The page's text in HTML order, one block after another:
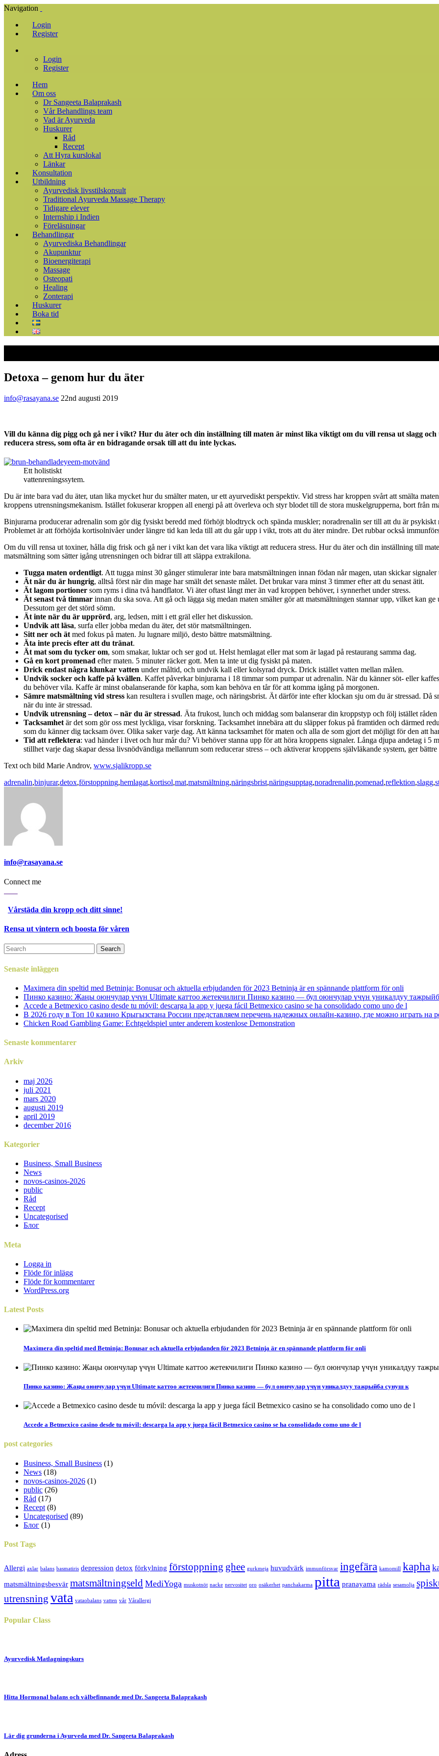
Navigation
Login
Register
Login
Register
Hem
Om oss
Dr Sangeeta Balaprakash
Vår Behandlings team
Vad är Ayurveda
Huskurer
Råd
Recept
Att Hyra kurslokal
Länkar
Konsultation
Utbildning
Ayurvedisk livsstilskonsult
Traditional Ayurveda Massage Therapy
Tidigare elever
Internship i Indien
Föreläsningar
Behandlingar
Ayurvediska Behandlingar
Akupunktur
Bioenergiterapi
Massage
Osteopati
Healing
Zonterapi
Huskurer
Boka tid
Detoxa – genom hur du äter
info@rasayana.se 22nd augusti 2019
Vill du känna dig pigg och gå ner i vikt? Hur du äter och din inställning till maten är minst lika viktigt om du vill rensa ut slagg
reducera stress, som ofta är en bidragande orsak till att du inte lyckas.
Ett holistiskt
vattenreningssytem.
Du är inte bara vad du äter, utan lika mycket hur du smälter maten, ur ett ayurvediskt perspektiv. Vid stress har kroppen svårt att smälta
kroppens utrensningsmekanism. Istället fokuserar kroppen all energi på att överleva och styr blodet till de stora muskelgrupperna, bort från
Binjurarna producerar adrenalin som gör dig fysiskt beredd med förhöjt blodtryck och spända muskler; noradrenalin ser till att du är
Problemet är att förhöjda kortisolnivåer under längre tid kan leda till att du går upp i vikt, trots att du äter mindre. Det rubbar också
Om du vill rensa ut toxiner, hålla dig frisk och gå ner i vikt kan det vara lika viktigt att reducera stress. Hur du äter och din inställning till
matsmältning som sätter igång utrensningen och bidrar till att släppa extrakilona.
Tugga maten ordentligt. Att tugga minst 30 gånger stimulerar inte bara matsmältningen innan födan når magen, utan skickar
Ät när du är hungrig, alltså först när din mage har smält det senaste målet. Det brukar vara minst 3 timmer efter att du senast ätit.
Ät lagom portioner som ryms i dina två handflator. Vi äter oftast långt mer än vad kroppen behöver, i synnerhet under stress.
Ät senast två timmar innan du ska sova. Att gå och lägga sig medan maten smälter gör att matsmältningen stannar upp, vilket kan
Dessutom ger det störd sömn.
Ät inte när du är upprörd, arg, ledsen, mitt i ett gräl eller het diskussion.
Undvik att läsa, surfa eller jobba medan du äter, det stör matsmältningen.
Sitt ner och ät med fokus på maten. Ju lugnare miljö, desto bättre matsmältning.
Äta inte precis efter att du tränat.
Ät mat som du tycker om, som smakar, luktar och ser god ut. Helst hemlagat eller mat som är lagad på restaurang samma dag.
Gå en kort promenad efter maten. 5 minuter räcker gott. Men ta inte ut dig fysiskt på maten.
Drick endast några klunkar vatten under måltid, och undvik kall eller kolsyrad dryck. Drick istället vatten mellan målen.
Undvik socker och kaffe på kvällen. Kaffet påverkar binjurarna i 18 timmar som pumpar ut adrenalin. När du känner söt- eller
du behöver vila. Kaffe är minst obalanserande för kapha, som kan behöva en tår för att komma igång på morgonen.
Sämre matsmältning vid stress kan resultera i svullen mage, och näringsbrist. Ät därför inte efter klockan sju om du är stressad. Då
när du inte är stressad.
Undvik utrensning – detox – när du är stressad. Äta frukost, lunch och middag som balanserar din kroppstyp och följ istället råden
Tacksamhet är det som gör oss mest lyckliga, visar forskning. Tacksamhet innebära att du släpper fokus på framtiden och därmed
som du känner dig tacksam över. Olika saker varje dag. Att känna tacksamhet för maten och alla de som gjort det möjligt för den att
Tid att reflektera: vad händer i livet och hur mår du? Vi behöver stanna upp för att höra kroppens signaler. Långa djupa andetag i 5
stillhet varje dag skapar dessa livsnödvändiga mellanrum som reducerar stress – och aktiverar kroppens självläkande system, ger
Text och bild Marie Androv, www.sjalikropp.se
adrenalin,binjurar,detox,förstoppning,hemlagat,kortisol,mat,matsmältning,näringsbrist,näringsupptag,noradrenalin,pomenad,reflektion,slagg,
info@rasayana.se
Connect me
Vårstäda din kropp och ditt sinne!
Rensa ut vintern och boosta för våren
Senaste inläggen
Maximera din speltid med Betninja: Bonusar och aktuella erbjudanden för 2023 Betninja är en spännande plattform för onli
Пинко казино: Жаңы оюнчулар үчүн Ultimate каттоо жетекчилиги Пинко казино — бул оюнчулар үчүн уникалдуу
Accede a Betmexico casino desde tu móvil: descarga la app y juega fácil Betmexico casino se ha consolidado como uno de l
В 2026 году в Топ 10 казино Крыгызстана России представляем перечень надежных онлайн-казино, где можно играть на
Chicken Road Gambling Game: Echtgeldspiel unter anderem kostenlose Demonstration
Senaste kommentarer
Arkiv
maj 2026
juli 2021
mars 2020
augusti 2019
april 2019
december 2016
Kategorier
Business, Small Business
News
novos-casinos-2026
public
Råd
Recept
Uncategorised
Блог
Meta
Logga in
Flöde för inlägg
Flöde för kommentarer
WordPress.org
Latest Posts
Maximera din speltid med Betninja: Bonusar och aktuella erbjudanden för 2023 Betninja är en spännande plattform för onli
Пинко казино: Жаңы оюнчулар үчүн Ultimate каттоо жетекчилиги Пинко казино — бул оюнчулар үчүн уникалдуу тажрыйба сунуш к
Accede a Betmexico casino desde tu móvil: descarga la app y juega fácil Betmexico casino se ha consolidado como uno de l
post categories
Business, Small Business (1)
News (18)
novos-casinos-2026 (1)
public (26)
Råd (17)
Recept (8)
Uncategorised (89)
Блог (1)
Post Tags
Allergi axlar balans basmatiris depression detox förkylning förstoppning ghee gurkmeja huvudvärk immunförsvar ingefära kamomill kapha
matsmältningsbesvär matsmältningseld MediYoga muskotnöt nacke nervositet oro osäkerhet panchakarma pitta pranayama rädsla sesamolja
utrensning vata vataobalans vatten vår Vårallergi
Popular Class
Ayurvedisk Matlagningskurs
Hitta Hormonal balans och välbefinnande med Dr. Sangeeta Balaprakash
Lär dig grunderna i Ayurveda med Dr. Sangeeta Balaprakash